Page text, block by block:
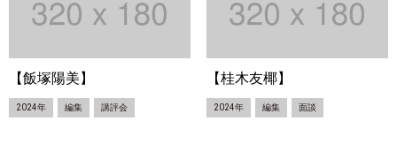
【飯塚陽美】
2024年 編集 講評会
【桂木友椰】
2024年 編集 面談